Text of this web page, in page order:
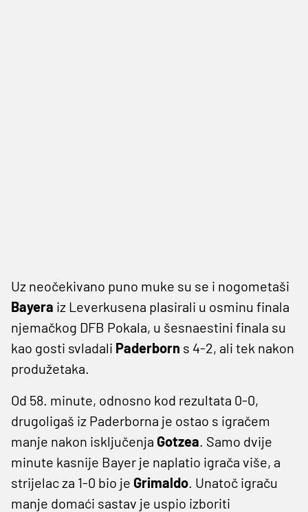
Uz neočekivano puno muke su se i nogometaši
Bayera iz Leverkusena plasirali u osminu finala
njemačkog DFB Pokala, u šesnaestini finala su
kao gosti svladali Paderborn s 4-2, ali tek nakon
produžetaka.
Od 58. minute, odnosno kod rezultata 0-0,
drugoligaš iz Paderborna je ostao s igračem
manje nakon isključenja Gotzea. Samo dvije
minute kasnije Bayer je naplatio igrača više, a
strijelac za 1-0 bio je Grimaldo. Unatoč igraču
manje domaći sastav je uspio izboriti